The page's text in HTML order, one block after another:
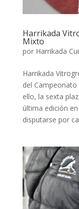
Harrikada
Mixto
por Harrikada
Harrikada
del
ello, la sexta
última edición
disputarse por